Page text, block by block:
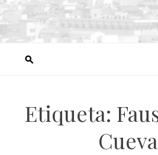
Etiqueta: